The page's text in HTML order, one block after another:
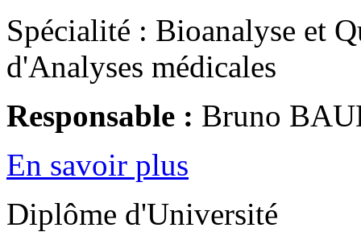
Spécialité : Bioanalyse et
d'Analyses médicales
Responsable : Bruno
En savoir plus
Diplôme d'Université